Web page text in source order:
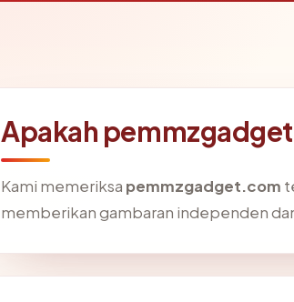
Apakah
Kami memeriksa pemmzgadget.com
memberikan gambaran independen